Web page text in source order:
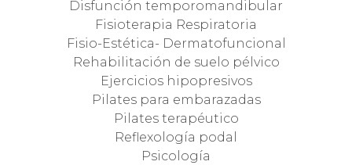
Disfunción temporomandibular
Fisioterapia Respiratoria
Fisio-Estética- Dermatofuncional
Rehabilitación de suelo pélvico
Ejercicios hipopresivos
Pilates para embarazadas
Pilates terapéutico
Reflexología podal
Psicología